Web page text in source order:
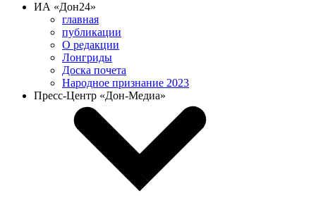
ИА «Дон24»
главная
публикации
О редакции
Лонгриды
Доска почета
Народное признание 2023
Пресс-Центр «Дон-Медиа»